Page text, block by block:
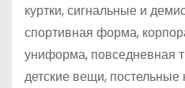
куртки, сигнальные и
спортивная форма,
униформа, повседневная
детские вещи,